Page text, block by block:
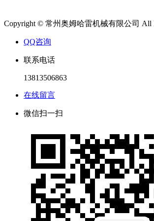
Copyright © 常州奥姆哈雷机械有限公司 All
QQ咨询
联系电话
13813506863
在线留言
微信扫一扫